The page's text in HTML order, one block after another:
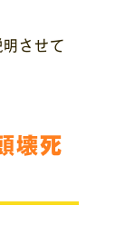
させて
壊死